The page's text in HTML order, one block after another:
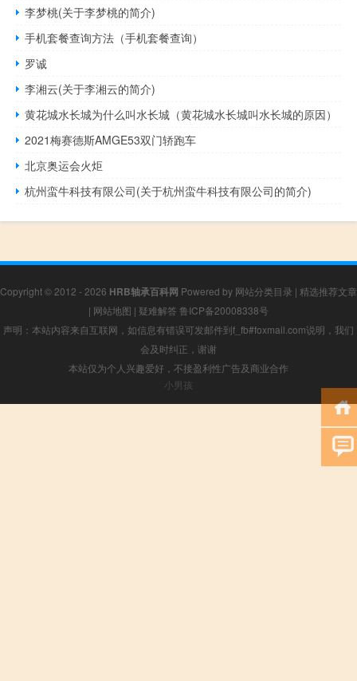
李梦桃(关于李梦桃的简介)
手机套餐查询方法（手机套餐查询）
罗诚
李湘云(关于李湘云的简介)
黄花城水长城为什么叫水长城（黄花城水长城叫水长城的原因）
2021梅赛德斯AMGE53双门轿跑车
北京奥运会火炬
杭州蛮牛科技有限公司(关于杭州蛮牛科技有限公司的简介)
Copyright © 2012 - 2026 HRB轴承百科网 Powered by 网站分类目录 | 精选推荐文章
| 网站地图 | 疑难解答 鲁ICP备20008338号
声明：本站内容来自互联网，如信息有错误可发邮件到f_fb#foxmail.com说明，我们
会及时纠正，谢谢
本站仅为个人兴趣爱好，不接盈利性广告及商业合作
小男孩